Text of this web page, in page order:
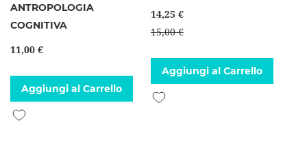
ANTROPOLOGIA
COGNITIVA
11,00 €
Aggiungi al Carrello
Aggiungi alla lista desideri
14,25 €
15,00 €
Aggiungi al Carrello
Aggiungi alla lista desideri